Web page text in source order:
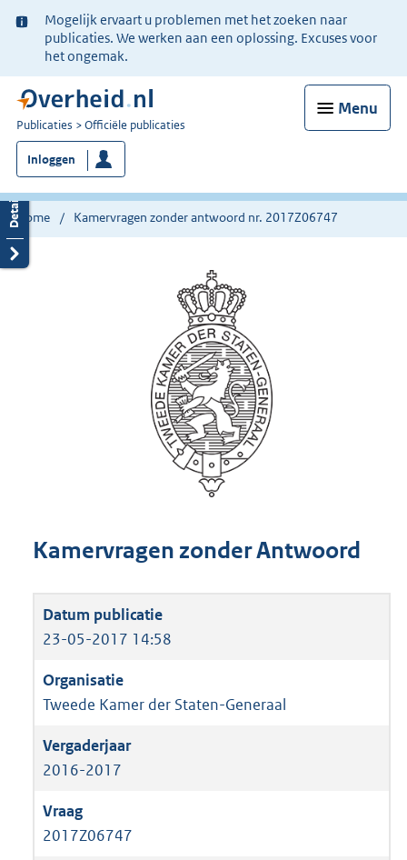
Ter
informatie:
Mogelijk ervaart u problemen met het zoeken naar
publicaties. We werken aan een oplossing. Excuses voor
het ongemak.
Menu
U
bent
nu
hier:
Publicaties Officiële publicaties
Inloggen
Home Kamervragen zonder antwoord nr. 2017Z06747
Kamervragen zonder Antwoord
23-05-2017 14:58
Tweede Kamer der Staten-Generaal
2016-2017
2017Z06747